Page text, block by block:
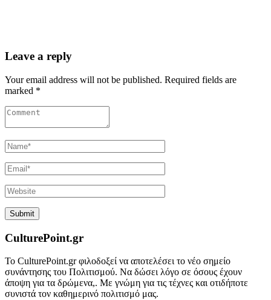
Leave a reply
Your email address will not be published. Required fields are
marked *
CulturePoint.gr
Το CulturePoint.gr φιλοδοξεί να αποτελέσει το νέο σημείο
συνάντησης του Πολιτισμού. Να δώσει λόγο σε όσους έχουν
άποψη για τα δρώμενα,. Με γνώμη για τις τέχνες και οτιδήποτε
συνιστά τον καθημερινό πολιτισμό μας.